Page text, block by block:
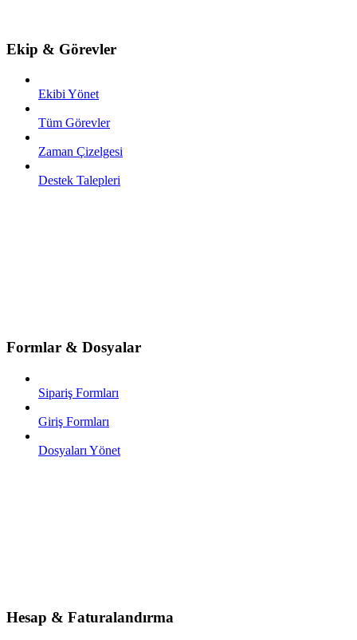
Ekip & Görevler
Ekibi Yönet
Tüm Görevler
Zaman Çizelgesi
Destek Talepleri
Formlar & Dosyalar
Sipariş Formları
Giriş Formları
Dosyaları Yönet
Hesap & Faturalandırma